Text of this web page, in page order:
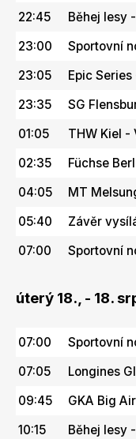
22:45
Běhej lesy
23:00
Sportovní
23:05
Epic
23:35
SG
01:05
THW Kiel -
02:35
Füchse
04:05
MT
05:40
Závěr
07:00
Sportovní
úterý 18., - 18.
07:00
Sportovní
07:05
Longines
09:45
GKA Big
10:15
Běhej lesy